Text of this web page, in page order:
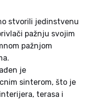
stvorili jedinstvenu
pažnju svojim
pažnjom
je
sinterom, što je
terasa i